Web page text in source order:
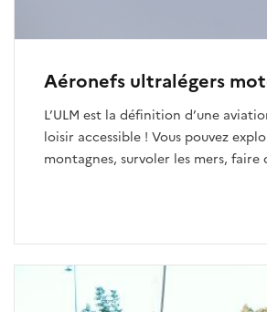
Aéronefs ultralégers
L’ULM est la définition d’une
loisir accessible ! Vous pouvez
montagnes, survoler les mers, faire
(paramoteur, pendulaire, multiaxe,
aérostat, hélicoptère ultra léger).